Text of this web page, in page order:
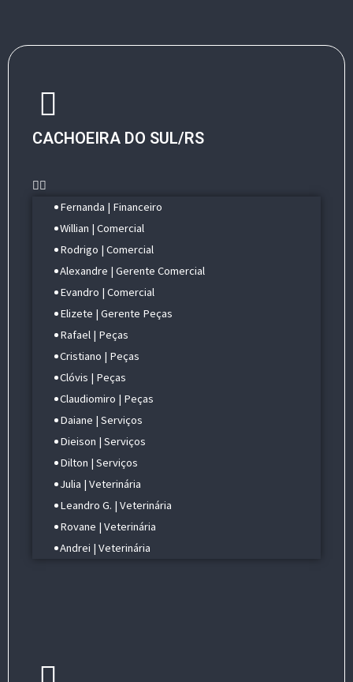
CACHOEIRA DO SUL/RS
Fernanda | Financeiro
Willian | Comercial
Rodrigo | Comercial
Alexandre | Gerente Comercial
Evandro | Comercial
Elizete | Gerente Peças
Rafael | Peças
Cristiano | Peças
Clóvis | Peças
Claudiomiro | Peças
Daiane | Serviços
Dieison | Serviços
Dilton | Serviços
Julia | Veterinária
Leandro G. | Veterinária
Rovane | Veterinária
Andrei | Veterinária